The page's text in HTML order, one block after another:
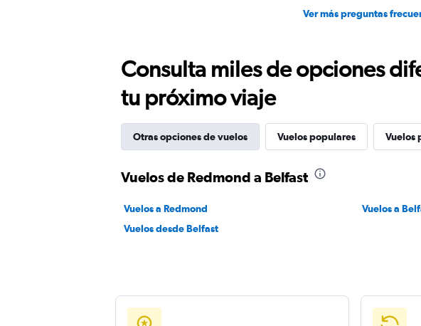
Ver más preguntas
Consulta miles de opciones
tu próximo viaje
Otras opciones de vuelos Vuelos populares Vuelos
Vuelos de Redmond a Belfast
Vuelos a Redmond Vuelos a
Vuelos desde Belfast